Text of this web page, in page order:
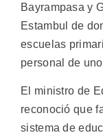
Bayrampasa y
Estambul de
escuelas
personal de
El ministro de
reconoció que
sistema de